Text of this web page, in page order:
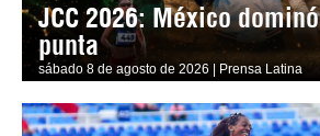
JCC 2026: México
punta
sábado 8 de agosto de 2026 | Prensa Latina